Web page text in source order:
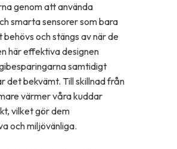
genom att använda
smarta sensorer som bara
och stängs av när de
här effektiva designen
samtidigt
det bekvämt. Till skillnad från
värmer våra kuddar
vilket gör dem
och miljövänliga.